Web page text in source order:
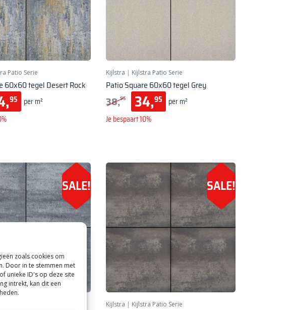
zoals cookies om
Door in te stemmen met
unieke ID's op deze site
intrekt, kan dit een
Patio Serie
60x60 tegel Desert Rock
95
per m²
Kijlstra | Kijlstra Patio Serie
Patio Square 60x60 tegel Grey
38,95 34,95
per m²
Je bespaart 10%
SALE! SALE!
Kijlstra | Kijlstra Patio Serie